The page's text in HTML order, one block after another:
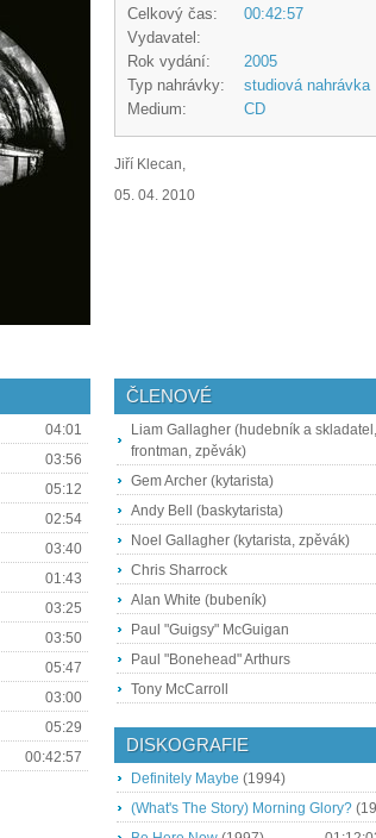
Celkový čas:
00:42:57
Vydavatel:
Rok vydání:
2005
Typ nahrávky:
studiová nahrávka
Medium:
CD
Jiří Klecan,
05. 04. 2010
04:01
03:56
05:12
02:54
03:40
01:43
03:25
03:50
05:47
03:00
05:29
00:42:57
ČLENOVÉ
Liam Gallagher (hudebník a skladatel,
frontman, zpěvák)
Gem Archer (kytarista)
Andy Bell (baskytarista)
Noel Gallagher (kytarista, zpěvák)
Chris Sharrock
Alan White (bubeník)
Paul "Guigsy" McGuigan
Paul "Bonehead" Arthurs
Tony McCarroll
DISKOGRAFIE
Definitely Maybe (1994)
(What's The Story) Morning Glory?